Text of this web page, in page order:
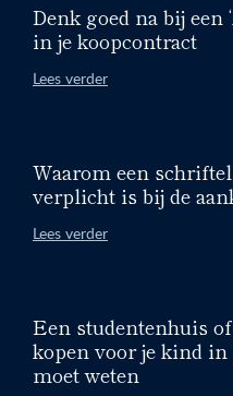
Denk goed na bij een
in je koopcontract
Lees verder
Waarom een
verplicht is bij de
Lees verder
Een studentenhuis
kopen voor je kind in
moet weten